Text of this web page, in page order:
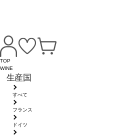
TOP
WINE
生産国
すべて
フランス
ドイツ